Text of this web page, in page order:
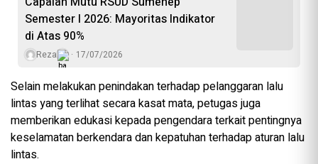
Semester I 2026: Mayoritas Indikator
di Atas 90%
Reza 17/07/2026
Selain melakukan penindakan terhadap pelanggaran lalu
lintas yang terlihat secara kasat mata, petugas juga
memberikan edukasi kepada pengendara terkait pentingnya
keselamatan berkendara dan kepatuhan terhadap aturan lalu
lintas.